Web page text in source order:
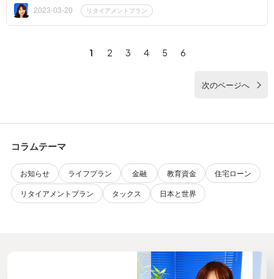
をイ... 2023-03-20 リタイアメントプラン
1 2 3 4 5 6
次のページへ
コラムテーマ
お知らせ ライフプラン 金融 教育資金
住宅ローン
リタイアメントプラン
タックス 日本と世界